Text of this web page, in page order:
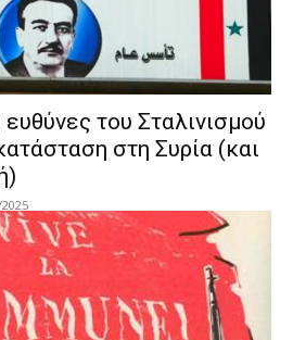
του Σταλινισμού
στη Συρία (και